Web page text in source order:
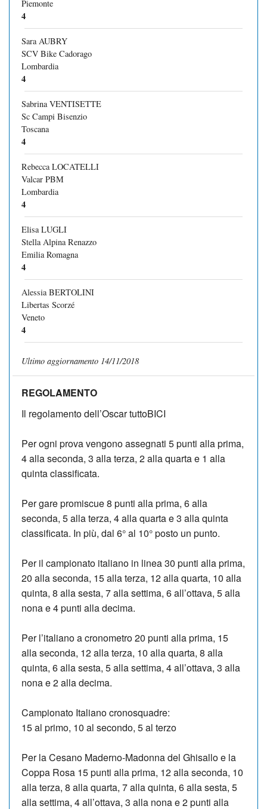
Piemonte
4
Sara AUBRY
SCV Bike Cadorago
Lombardia
4
Sabrina VENTISETTE
Sc Campi Bisenzio
Toscana
4
Rebecca LOCATELLI
Valcar PBM
Lombardia
4
Elisa LUGLI
Stella Alpina Renazzo
Emilia Romagna
4
Alessia BERTOLINI
Libertas Scorzé
Veneto
4
Ultimo aggiornamento 14/11/2018
REGOLAMENTO
Il regolamento dell’Oscar tut­toBICI
Per ogni prova vengono assegnati 5 punti alla prima,
4 alla seconda, 3 alla terza, 2 alla quarta e 1 alla
quinta classificata.
Per gare promiscue 8 punti alla prima, 6 alla
seconda, 5 alla terza, 4 alla quarta e 3 alla quinta
classificata. In più, dal 6° al 10° posto un punto.
Per il campionato italiano in linea 30 punti alla prima,
20 alla seconda, 15 alla terza, 12 alla quarta, 10 alla
quinta, 8 alla sesta, 7 alla settima, 6 all’ottava, 5 alla
nona e 4 punti alla decima.
Per l’italiano a cronometro 20 punti alla prima, 15
alla seconda, 12 alla terza, 10 alla quarta, 8 alla
quinta, 6 alla sesta, 5 alla settima, 4 all’ottava, 3 alla
nona e 2 alla decima.
Campionato Italiano cronosquadre:
15 al primo, 10 al secondo, 5 al terzo
Per la Cesano Maderno-Madonna del Ghisallo e la
Coppa Rosa 15 punti alla prima, 12 alla seconda, 10
alla terza, 8 alla quarta, 7 alla quinta, 6 alla sesta, 5
alla settima, 4 all’ottava, 3 alla nona e 2 punti alla